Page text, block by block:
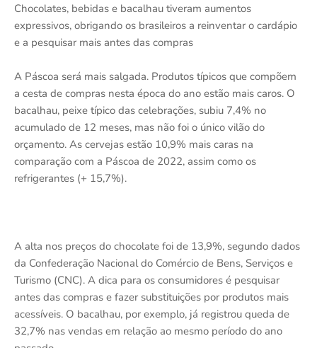
Chocolates, bebidas e bacalhau tiveram aumentos
expressivos, obrigando os brasileiros a reinventar o cardápio
e a pesquisar mais antes das compras
A Páscoa será mais salgada. Produtos típicos que compõem
a cesta de compras nesta época do ano estão mais caros. O
bacalhau, peixe típico das celebrações, subiu 7,4% no
acumulado de 12 meses, mas não foi o único vilão do
orçamento. As cervejas estão 10,9% mais caras na
comparação com a Páscoa de 2022, assim como os
refrigerantes (+ 15,7%).
A alta nos preços do chocolate foi de 13,9%, segundo dados
da Confederação Nacional do Comércio de Bens, Serviços e
Turismo (CNC). A dica para os consumidores é pesquisar
antes das compras e fazer substituições por produtos mais
acessíveis. O bacalhau, por exemplo, já registrou queda de
32,7% nas vendas em relação ao mesmo período do ano